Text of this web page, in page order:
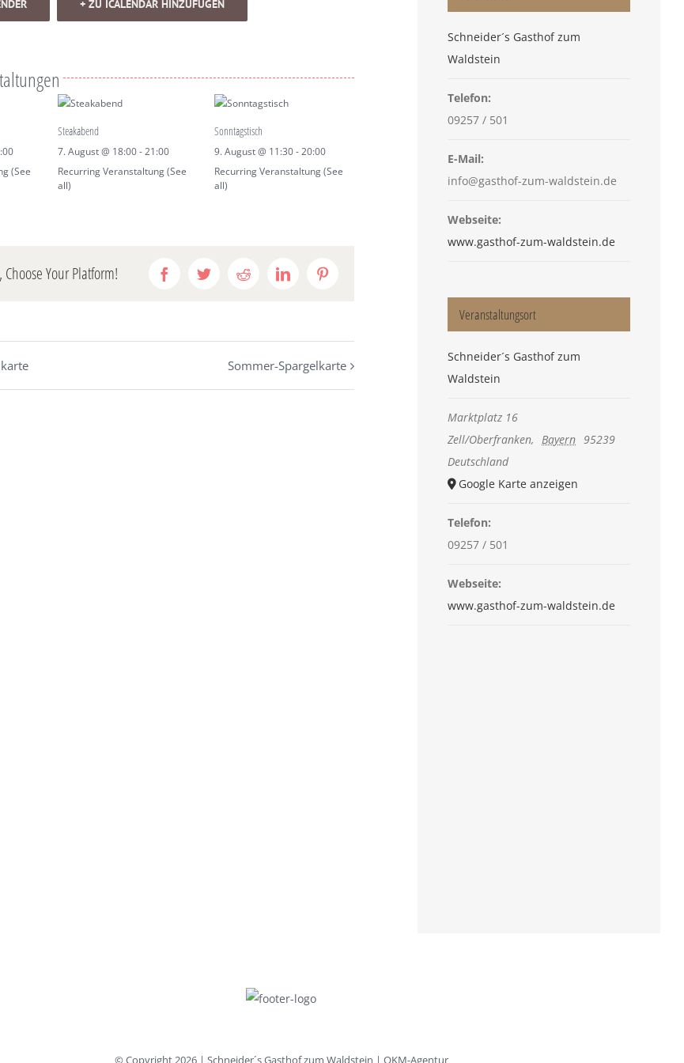
+ ZU ICALENDAR HINZUFÜGEN
(See
Steakabend
7. August @ 18:00-21:00
Recurring Veranstaltung(See
all)
Sonntagstisch
9. August @ 11:30-20:00
Recurring Veranstaltung(See
all)
Choose Your Platform! FacebookTwitterReddit LinkedInPinterest
Sommer-Spargelkarte
Schneider´s Gasthof zum
Waldstein
Telefon:
09257 / 501
E-Mail:
info@gasthof-zum-waldstein.de
Webseite:
www.gasthof-zum-waldstein.de
Veranstaltungsort
Schneider´s Gasthof zum
Waldstein
Marktplatz 16
Zell/Oberfranken, Bayern 95239
Deutschland
Google Karte anzeigen
Telefon:
09257 / 501
Webseite:
www.gasthof-zum-waldstein.de
© Copyright 2026 | Schneider´s Gasthof zum Waldstein | OKM-Agentur